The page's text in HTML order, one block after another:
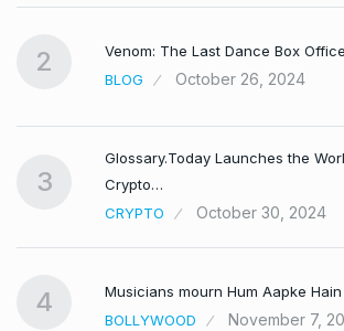
2
Venom: The Last Dance Box
BLOG
October 26, 2024
3
Glossary.Today Launches the
Crypto…
CRYPTO
October 30, 2024
4
Musicians mourn Hum Aapke
BOLLYWOOD
November 7,